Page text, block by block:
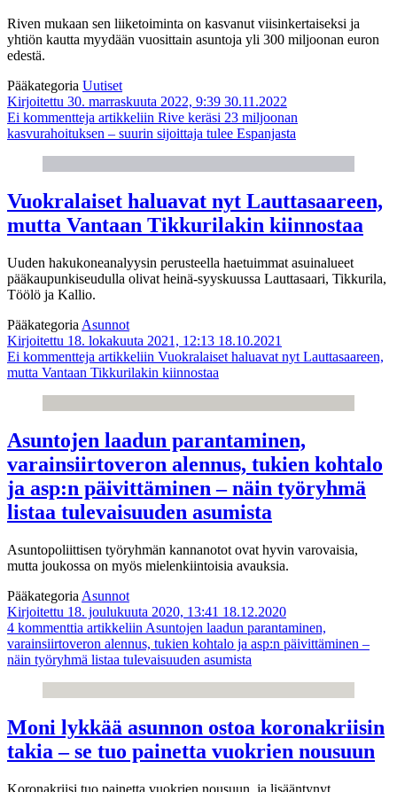
Riven mukaan sen liiketoiminta on kasvanut viisinkertaiseksi ja
yhtiön kautta myydään vuosittain asuntoja yli 300 miljoonan euron
edestä.
Pääkategoria Uutiset
Kirjoitettu 30. marraskuuta 2022, 9:39 30.11.2022
Ei kommentteja artikkeliin Rive keräsi 23 miljoonan
kasvurahoituksen – suurin sijoittaja tulee Espanjasta
Vuokralaiset haluavat nyt Lauttasaareen,
mutta Vantaan Tikkurilakin kiinnostaa
Uuden hakukoneanalyysin perusteella haetuimmat asuinalueet
pääkaupunkiseudulla olivat heinä-syyskuussa Lauttasaari, Tikkurila,
Töölö ja Kallio.
Pääkategoria Asunnot
Kirjoitettu 18. lokakuuta 2021, 12:13 18.10.2021
Ei kommentteja artikkeliin Vuokralaiset haluavat nyt Lauttasaareen,
mutta Vantaan Tikkurilakin kiinnostaa
Asuntojen laadun parantaminen,
varainsiirtoveron alennus, tukien kohtalo
ja asp:n päivittäminen – näin työryhmä
listaa tulevaisuuden asumista
Asuntopoliittisen työryhmän kannanotot ovat hyvin varovaisia,
mutta joukossa on myös mielenkiintoisia avauksia.
Pääkategoria Asunnot
Kirjoitettu 18. joulukuuta 2020, 13:41 18.12.2020
4 kommenttia artikkeliin Asuntojen laadun parantaminen,
varainsiirtoveron alennus, tukien kohtalo ja asp:n päivittäminen –
näin työryhmä listaa tulevaisuuden asumista
Moni lykkää asunnon ostoa koronakriisin
takia – se tuo painetta vuokrien nousuun
Koronakriisi tuo painetta vuokrien nousuun, ja lisääntynyt